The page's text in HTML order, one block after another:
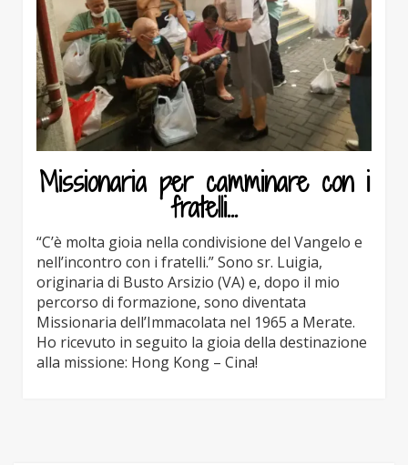
Missionaria per camminare con i
fratelli…
“C’è molta gioia nella condivisione del Vangelo e
nell’incontro con i fratelli.” Sono sr. Luigia,
originaria di Busto Arsizio (VA) e, dopo il mio
percorso di formazione, sono diventata
Missionaria dell’Immacolata nel 1965 a Merate.
Ho ricevuto in seguito la gioia della destinazione
alla missione: Hong Kong – Cina!